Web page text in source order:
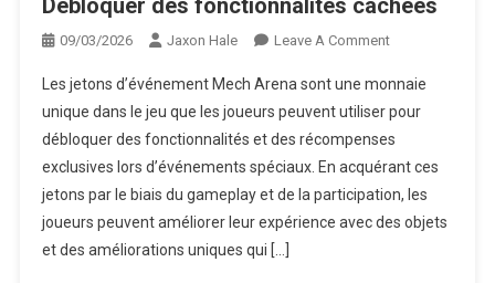
09/03/2026 Jaxon Hale Leave A CommentOn
D’événement
Mech
Arena
:
Débloquer
Des
Les jetons d’événement Mech Arena sont une monnaie
unique dans le jeu que les joueurs peuvent utiliser pour
débloquer des fonctionnalités et des récompenses
exclusives lors d’événements spéciaux. En acquérant ces
jetons par le biais du gameplay et de la participation, les
joueurs peuvent améliorer leur expérience avec des objets
et des améliorations uniques qui […]